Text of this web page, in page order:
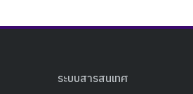
ระบบสารสนเทศ